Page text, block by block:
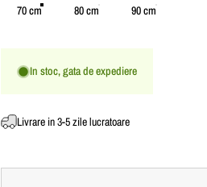
70 cm 80 cm 90 cm
In stoc, gata de expediere
Livrare in 3-5 zile lucratoare